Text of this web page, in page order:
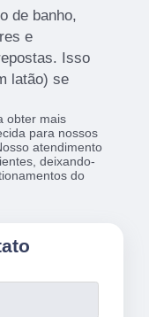
de banho,
e
Isso
latão) se
obter mais
para nossos
atendimento
deixando-
do